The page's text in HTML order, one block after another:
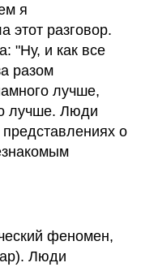
я
этот разговор.
"Ну, и как все
разом
лучше,
лучше. Люди
о
феномен,
Люди